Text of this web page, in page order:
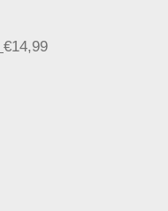
€14,99